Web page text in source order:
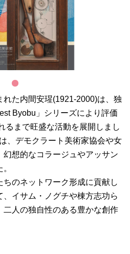
れた内間安瑆(1921-2000)は、独
Byobu」シリーズにより評価
るまで旺盛な活動を展開しまし
、デモクラート美術家協会や女
想的なコラージュやアッサン
のネットワーク形成に貢献し
イサム・ノグチや棟方志功ら
二人の独自性のある豊かな創作